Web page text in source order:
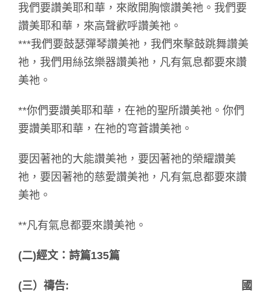
我們要讚美耶和華，來敞開胸懷讚美祂。我們要
讚美耶和華，來高聲歡呼讚美祂。
***我們要鼓瑟彈琴讚美祂，我們來擊鼓跳舞讚美
祂，我們用絲弦樂器讚美祂，凡有氣息都要來讚
美祂。
**你們要讚美耶和華，在祂的聖所讚美祂。你們
要讚美耶和華，在祂的穹蒼讚美祂。
要因著祂的大能讚美祂，要因著祂的榮耀讚美
祂，要因著祂的慈愛讚美祂，凡有氣息都要來讚
美祂。
**凡有氣息都要來讚美祂。
(二)經文： 詩篇135篇
(三）禱告:
國